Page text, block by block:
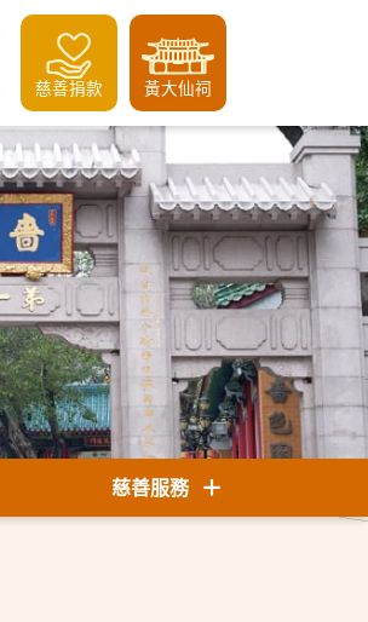
慈善捐款 黃大仙祠
慈善服務